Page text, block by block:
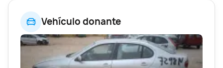
Vehículo donante